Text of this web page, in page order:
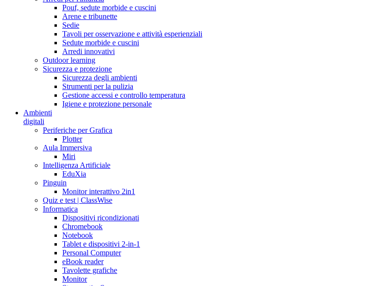
Pouf, sedute morbide e cuscini
Arene e tribunette
Sedie
Tavoli per osservazione e attività esperienziali
Sedute morbide e cuscini
Arredi innovativi
Outdoor learning
Sicurezza e protezione
Sicurezza degli ambienti
Strumenti per la pulizia
Gestione accessi e controllo temperatura
Igiene e protezione personale
Ambienti
digitali
Periferiche per Grafica
Plotter
Aula Immersiva
Miri
Intelligenza Artificiale
EduXia
Pinguin
Monitor interattivo 2in1
Quiz e test | ClassWise
Informatica
Dispositivi ricondizionati
Chromebook
Notebook
Tablet e dispositivi 2-in-1
Personal Computer
eBook reader
Tavolette grafiche
Monitor